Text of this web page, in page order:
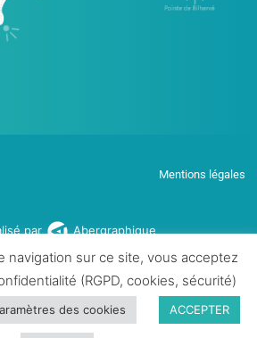
Mentions légales
par Abergraphique
navigation sur ce site, vous acceptez
(RGPD, cookies, sécurité)
des cookies ACCEPTER